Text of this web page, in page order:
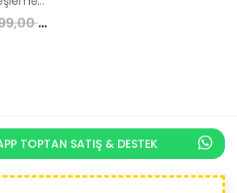
₺
TOPTAN SATIŞ & DESTEK